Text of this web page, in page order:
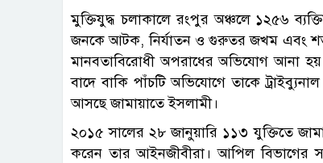
মুক্তিযুদ্ধ চলাকালে রংপুর অঞ্চলে ১২৫৬
জনকে আটক, নির্যাতন ও গুরুতর জখম এবং
মানবতাবিরোধী অপরাধের অভিযোগ আনা
বাদে বাকি পাঁচটি অভিযোগে তাকে
আসছে জামায়াতে ইসলামী।
২০১৫ সালের ২৮ জানুয়ারি ১১৩ যুক্তিতে
করেন তার আইনজীবীরা। আপিল বিভাগের